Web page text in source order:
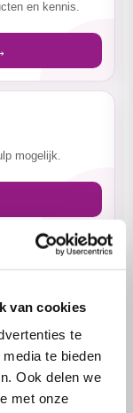
van cookies
te
te bieden
Ook delen we
met onze
en kennis.
mogelijk.